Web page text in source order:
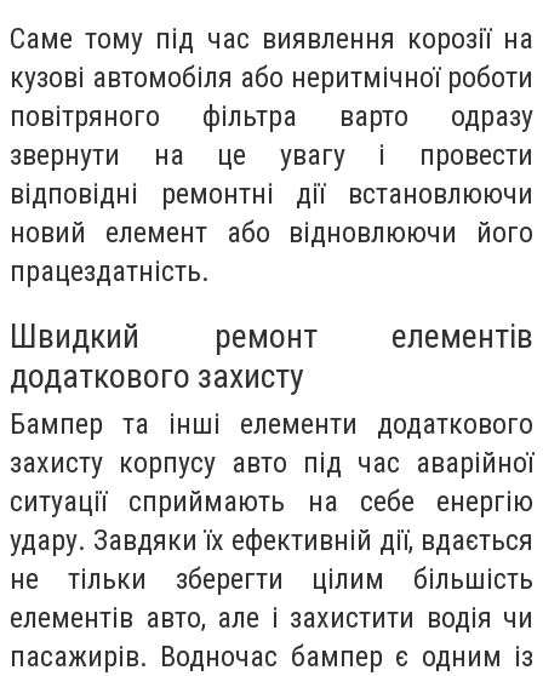
Саме тому під час виявлення корозії на
кузові автомобіля або неритмічної роботи
повітряного фільтра варто одразу
звернути на це увагу і провести
відповідні ремонтні дії встановлюючи
новий елемент або відновлюючи його
працездатність.
Швидкий ремонт елементів
додаткового захисту
Бампер та інші елементи додаткового
захисту корпусу авто під час аварійної
ситуації сприймають на себе енергію
удару. Завдяки їх ефективній дії, вдається
не тільки зберегти цілим більшість
елементів авто, але і захистити водія чи
пасажирів. Водночас бампер є одним із